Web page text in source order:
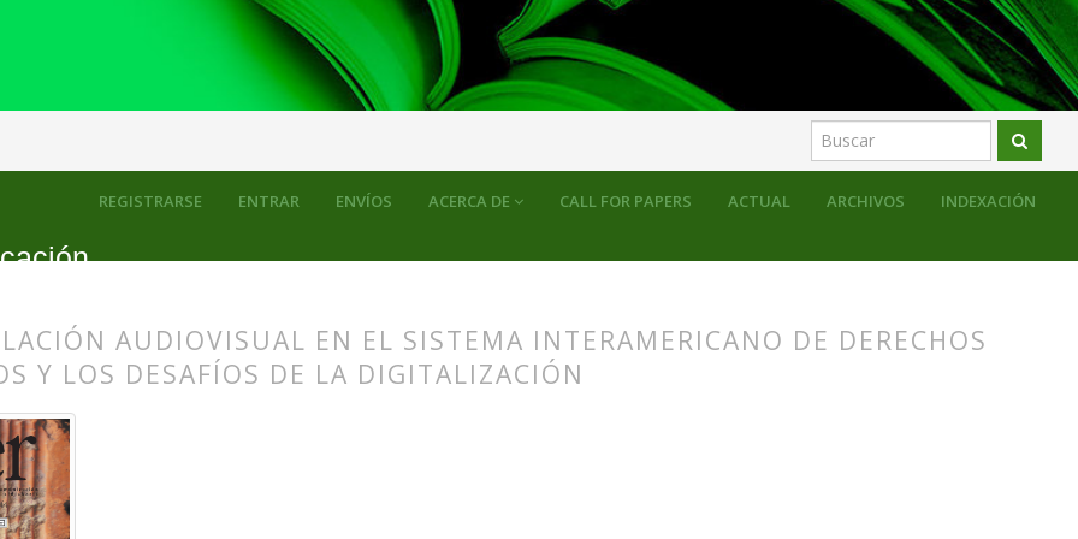
ACERCA DE CALL FOR PAPERS ACTUAL ARCHIVOS INDEXACIÓN
REGISTRARSE ENTRAR ENVÍOS
AUDIOVISUAL EN EL SISTEMA INTERAMERICANO DE DERECHOS
Y LOS DESAFÍOS DE LA DIGITALIZACIÓN